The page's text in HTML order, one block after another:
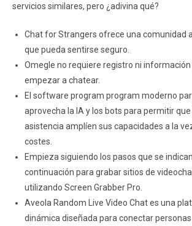
servicios similares, pero ¿adivina qué?
Chat for Strangers ofrece una comunidad
que pueda sentirse seguro.
Omegle no requiere registro ni
empezar a chatear.
El software program program moderno
aprovecha la IA y los bots para permitir
asistencia amplíen sus capacidades a la
costes.
Empieza siguiendo los pasos que se
continuación para grabar sitios de
utilizando Screen Grabber Pro.
Aveola Random Live Video Chat es una
dinámica diseñada para conectar